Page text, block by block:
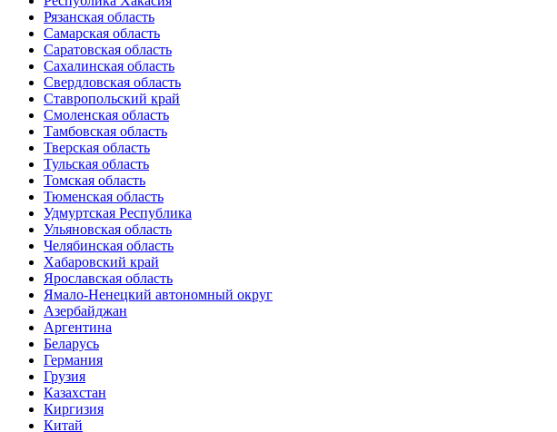
Рязанская область
Самарская область
Саратовская область
Сахалинская область
Свердловская область
Ставропольский край
Смоленская область
Тамбовская область
Тверская область
Тульская область
Томская область
Тюменская область
Удмуртская Республика
Ульяновская область
Челябинская область
Хабаровский край
Ярославская область
Ямало-Ненецкий автономный округ
Азербайджан
Аргентина
Беларусь
Германия
Грузия
Казахстан
Киргизия
Китай